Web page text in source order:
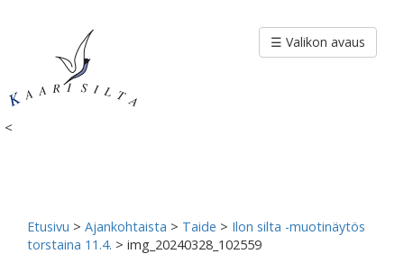
<
☰ Valikon avaus
Etusivu > Ajankohtaista > Taide > Ilon silta -muotinäytös
torstaina 11.4. > img_20240328_102559